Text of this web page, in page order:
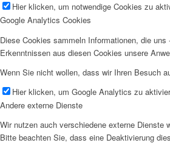
Hier klicken, um notwendige Cookies zu
Google Analytics Cookies
Diese Cookies sammeln Informationen, die
Erkenntnissen aus diesen Cookies unsere
Wenn Sie nicht wollen, dass wir Ihren Besuch
Hier klicken, um Google Analytics zu
Andere externe Dienste
Wir nutzen auch verschiedene externe Dienste
Bitte beachten Sie, dass eine Deaktivierung